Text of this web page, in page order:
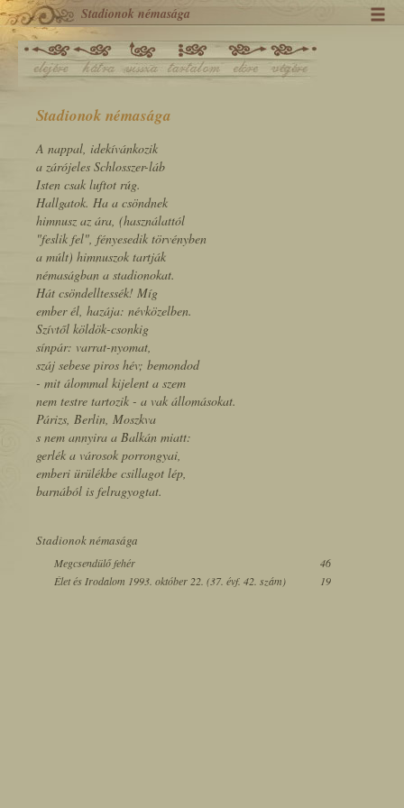
Stadionok némasága
Stadionok némasága
A nappal, idekívánkozik
a zárójeles Schlosszer-láb
Isten csak luftot rúg.
Hallgatok. Ha a csöndnek
himnusz az ára, (használattól
"feslik fel", fényesedik törvényben
a múlt) himnuszok tartják
némaságban a stadionokat.
Hát csöndelltessék! Míg
ember él, hazája: névközelben.
Szívtől köldök-csonkig
sínpár: varrat-nyomat,
száj sebese piros hév; bemondod
- mit álommal kijelent a szem
nem testre tartozik - a vak állomásokat.
Párizs, Berlin, Moszkva
s nem annyira a Balkán miatt:
gerlék a városok porrongyai,
emberi ürülékbe csillagot lép,
barnából is felragyogtat.
Stadionok némasága
Megcsendülő fehér
46
Élet és Irodalom 1993. október 22. (37. évf. 42. szám)
19